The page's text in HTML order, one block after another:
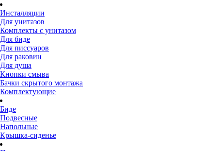
Инсталляции
Для унитазов
Комплекты с унитазом
Для биде
Для писсуаров
Для раковин
Для душа
Кнопки смыва
Бачки скрытого монтажа
Комплектующие
Биде
Подвесные
Напольные
Крышка-сиденье